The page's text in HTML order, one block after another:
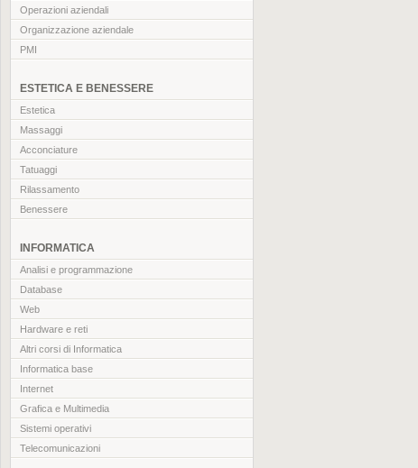
Operazioni aziendali
Organizzazione aziendale
PMI
ESTETICA E BENESSERE
Estetica
Massaggi
Acconciature
Tatuaggi
Rilassamento
Benessere
INFORMATICA
Analisi e programmazione
Database
Web
Hardware e reti
Altri corsi di Informatica
Informatica base
Internet
Grafica e Multimedia
Sistemi operativi
Telecomunicazioni